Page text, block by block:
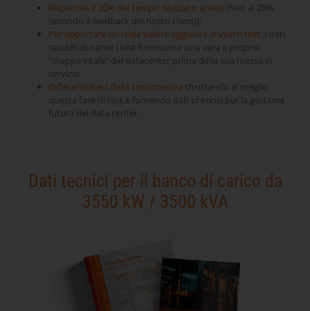
Risparmia il 20% del tempo dedicato ai test (fino al 20%
secondo il feedback dei nostri clienti);
Per apportare un reale valore aggiunto ai vostri test. I dati
raccolti durante i test forniscono una vera e propria
“mappa vitale” del datacenter prima della sua messa in
servizio.
Differenziatevi dalla concorrenza sfruttando al meglio
questa fase di test e fornendo dati preziosi per la gestione
futura dei data center.
Dati tecnici per il banco di carico da
3550 kW / 3500 kVA